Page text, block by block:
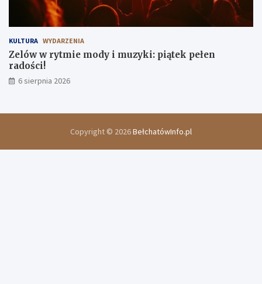
KULTURA WYDARZENIA
Zelów w rytmie mody i muzyki: piątek pełen
radości!
6 sierpnia 2026
Copyright © 2026BełchatówInfo.pl